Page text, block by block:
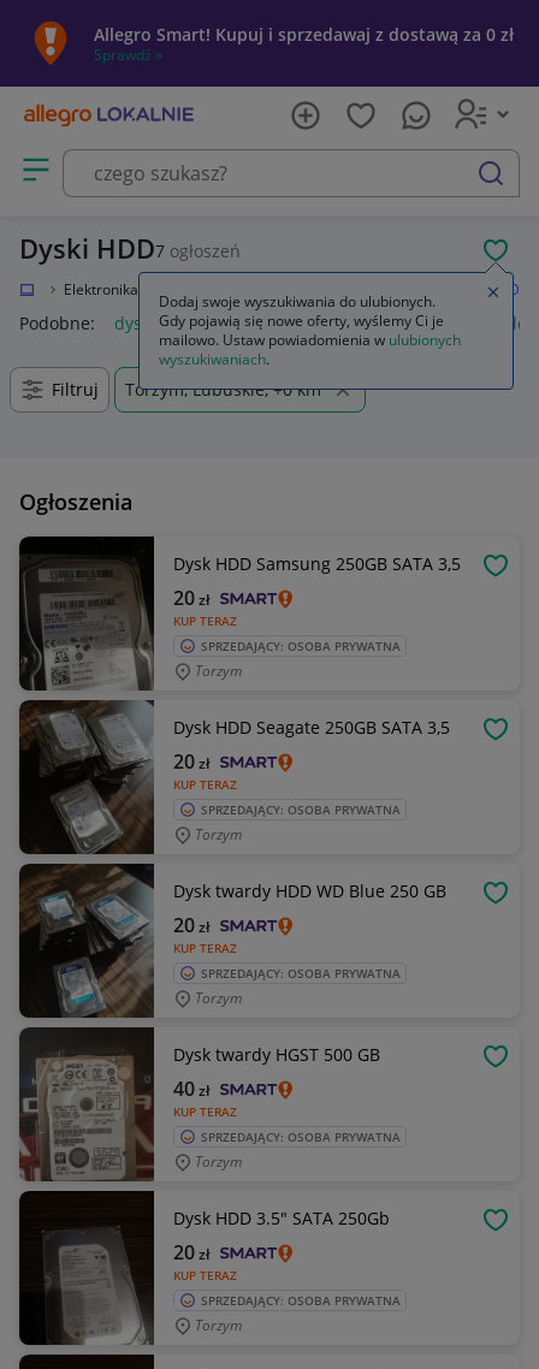
Allegro Smart! Kupuj i sprzedawaj z dostawą za 0 zł
Sprawdź »
Otwórz menu z kategoriami
szukaj
Dyski HDD7 ogłoszeń
Elektronika Dyski HDD
Podobne: dysk hdd dysk hdd 1tb dysk hdd 2tb dysk hdd
Filtruj Torzym, Lubuskie, +0 km
Ogłoszenia
Dysk HDD Samsung 250GB SATA 3,5
KUP TERAZ
20zł
SPRZEDAJĄCY: OSOBA PRYWATNA
Torzym
Dysk HDD Seagate 250GB SATA 3,5
KUP TERAZ
20zł
SPRZEDAJĄCY: OSOBA PRYWATNA
Torzym
Dysk twardy HDD WD Blue 250 GB
KUP TERAZ
20zł
SPRZEDAJĄCY: OSOBA PRYWATNA
Torzym
Dysk twardy HGST 500 GB
KUP TERAZ
40zł
SPRZEDAJĄCY: OSOBA PRYWATNA
Torzym
Dysk HDD 3.5" SATA 250Gb
KUP TERAZ
20zł
SPRZEDAJĄCY: OSOBA PRYWATNA
Torzym
Dodaj swoje wyszukiwania do ulubionych.
Gdy pojawią się nowe oferty, wyślemy Ci je
mailowo. Ustaw powiadomienia w ulubionych
wyszukiwaniach.